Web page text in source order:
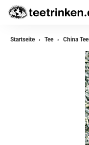
zurück
Startseite Tee China Tee